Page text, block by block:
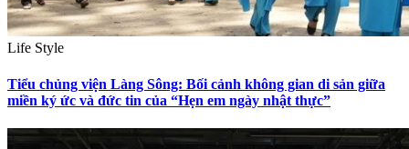
Life Style
Tiểu chủng viện Làng Sông: Bối cảnh không gian di sản giữa
miền ký ức và đức tin của “Hẹn em ngày nhật thực”